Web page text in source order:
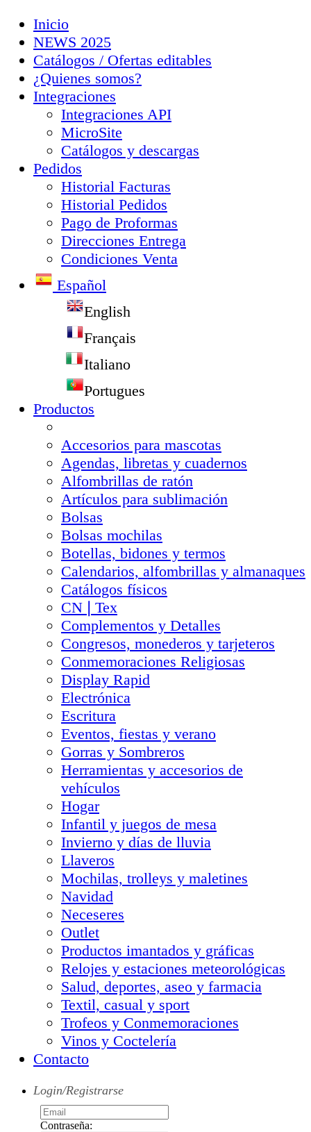
Inicio
NEWS 2025
Catálogos / Ofertas editables
¿Quienes somos?
Integraciones
Integraciones API
MicroSite
Catálogos y descargas
Pedidos
Historial Facturas
Historial Pedidos
Pago de Proformas
Direcciones Entrega
Condiciones Venta
Español
English
Français
Italiano
Portugues
Productos
Accesorios para mascotas
Agendas, libretas y cuadernos
Alfombrillas de ratón
Artículos para sublimación
Bolsas
Bolsas mochilas
Botellas, bidones y termos
Calendarios, alfombrillas y almanaques
Catálogos físicos
CN❘Tex
Complementos y Detalles
Congresos, monederos y tarjeteros
Conmemoraciones Religiosas
Display Rapid
Electrónica
Escritura
Eventos, fiestas y verano
Gorras y Sombreros
Herramientas y accesorios de
vehículos
Hogar
Infantil y juegos de mesa
Invierno y días de lluvia
Llaveros
Mochilas, trolleys y maletines
Navidad
Neceseres
Outlet
Productos imantados y gráficas
Relojes y estaciones meteorológicas
Salud, deportes, aseo y farmacia
Textil, casual y sport
Trofeos y Conmemoraciones
Vinos y Coctelería
Contacto
Login/Registrarse
Contraseña: